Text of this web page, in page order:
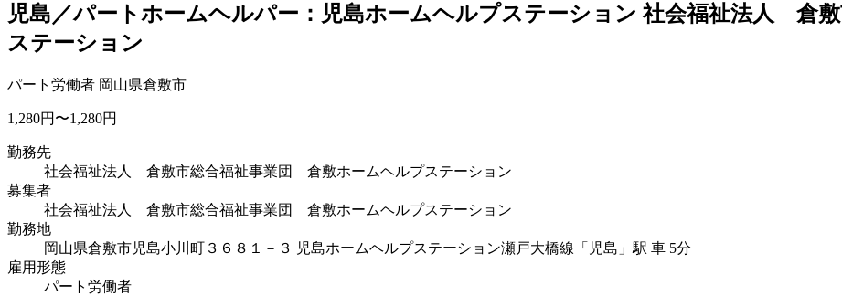
児島／パートホームヘルパー：児島ホームヘルプステーション 社会福祉法人 倉
ステーション
パート労働者 岡山県倉敷市
1,280円〜1,280円
勤務先
社会福祉法人 倉敷市総合福祉事業団 倉敷ホームヘルプステーション
募集者
社会福祉法人 倉敷市総合福祉事業団 倉敷ホームヘルプステーション
勤務地
岡山県倉敷市児島小川町３６８１－３ 児島ホームヘルプステーション瀬戸大橋線「児島」駅 車 5分
雇用形態
パート労働者